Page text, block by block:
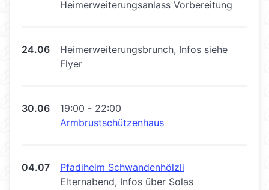
Heimerweiterungsanlass Vorbereitung
24.06
Heimerweiterungsbrunch, Infos siehe
Flyer
30.06
19:00 - 22:00
Armbrustschützenhaus
04.07
Pfadiheim Schwandenhölzli
Elternabend, Infos über Solas